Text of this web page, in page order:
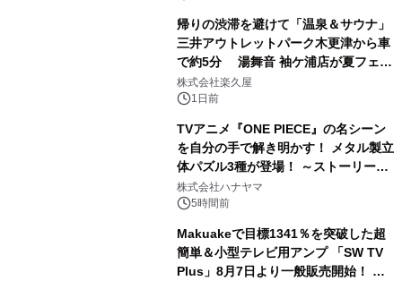
帰りの渋滞を避けて「温泉＆サウナ」
三井アウトレットパーク木更津から車
で約5分 湯舞音 袖ケ浦店が夏フェア
メニューを提供
株式会社楽久屋
1日前
TVアニメ『ONE PIECE』の名シーン
を自分の手で解き明かす！ メタル製立
体パズル3種が登場！ ～ストーリーと
ギミックが融合した 大人の体験型パズ
ルが8月7日(金)12時より先行予約受付
株式会社ハナヤマ
5時間前
Makuakeで目標1341％を突破した超
簡単＆小型テレビ用アンプ 「SW TV
Plus」8月7日より一般販売開始！ ケ